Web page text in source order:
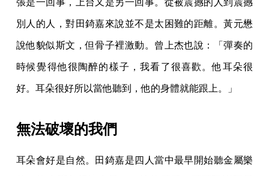
張是一回事，上台又是另一回事。從被震撼的人到震撼
別人的人，對田錡嘉來說並不是太困難的距離。黃元懋
說他貌似斯文，但骨子裡激動。曾上杰也說：「彈奏的
時候覺得他很陶醉的樣子，我看了很喜歡。他耳朵很
好。耳朵很好所以當他聽到，他的身體就能跟上。」
無法破壞的我們
耳朵會好是自然。田錡嘉是四人當中最早開始聽金屬樂